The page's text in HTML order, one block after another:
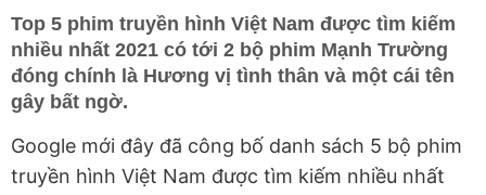
Top 5 phim truyền hình Việt Nam được tìm kiếm
nhiều nhất 2021 có tới 2 bộ phim Mạnh Trường
đóng chính là Hương vị tình thân và một cái tên
gây bất ngờ.
Google mới đây đã công bố danh sách 5 bộ phim
truyền hình Việt Nam được tìm kiếm nhiều nhất